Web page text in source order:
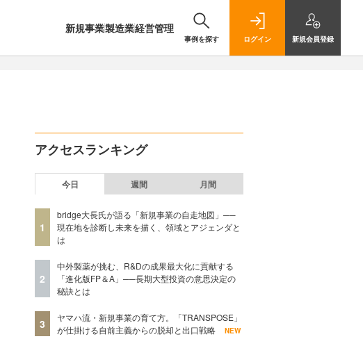
新規事業製造業経営管理
事例を探す ログイン 新規会員登録
アクセスランキング
今日 週間 月間
1
bridge大長氏が語る「新規事業の自走地図」──
現在地を診断し未来を描く、領域とアジェンダと
は
2
中外製薬が挑む、R&Dの成果最大化に貢献する
「進化版FP＆A」──長期大型投資の意思決定の
秘訣とは
3
ヤマハ流・新規事業の育て方。「TRANSPOSE」
が仕掛ける自前主義からの脱却と出口戦略
NEW